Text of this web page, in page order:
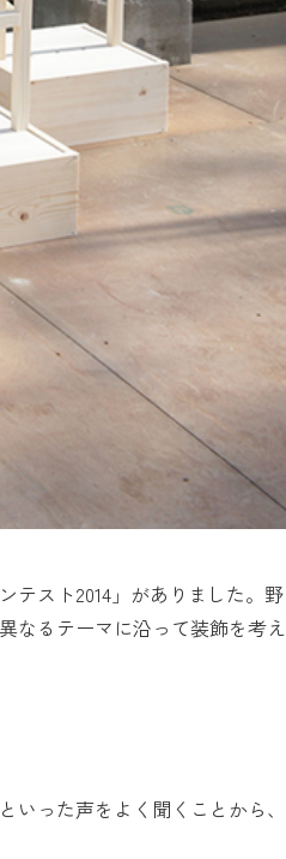
テスト2014」がありました。野
なるテーマに沿って装飾を考え
った声をよく聞くことから、